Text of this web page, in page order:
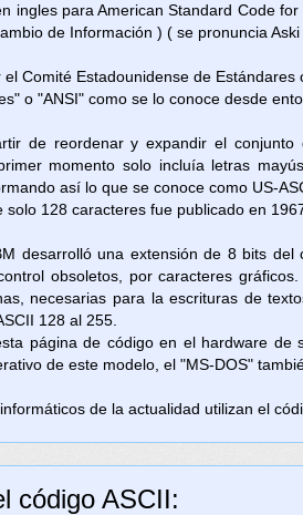
ingles para American Standard Code
de Información ) ( se pronuncia Aski
Comité Estadounidense de
o "ANSI" como se lo conoce desde
de reordenar y expandir el
momento solo incluía letras
así lo que se conoce como US-
solo 128 caracteres fue publicado en
desarrolló una extensión de 8 bits
obsoletos, por caracteres
necesarias para la escrituras de
128 al 255.
página de código en el hardware
de este modelo, el "MS-DOS"
de la actualidad utilizan el
código ASCII: